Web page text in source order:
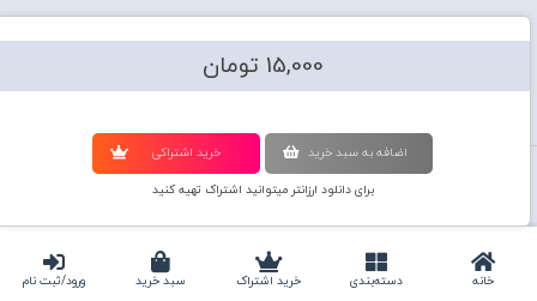
خانه دسته‌بندی‌ خرید اشتراک سبد خرید ورود/ثبت نام
15,000 تومان
اضافه به سبد خريد خريد اشتراکی
برای دانلود ارزانتر میتوانید اشتراک تهیه کنید
استفاده از محصولات سايت میهن طرح برای مقاصد تجاری ممنوع و موجب پیگرد
قانونی میباشد و کليه حقوق اين سايت متعلق به شرکت دانش بنیان میهن طرح
Copyright © 2010-2020 Mihantarh Graphic All Rights Reserved